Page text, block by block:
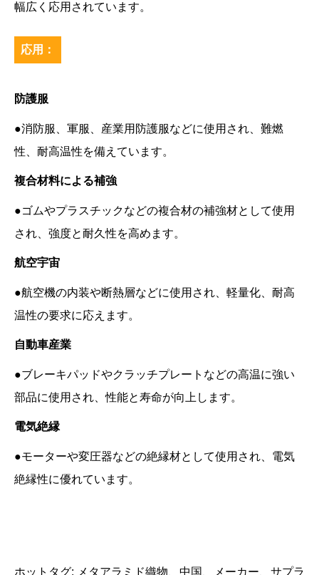
幅広く応用されています。
応用：
防護服
●消防服、軍服、産業用防護服などに使用され、難燃
性、耐高温性を備えています。
複合材料による補強
●ゴムやプラスチックなどの複合材の補強材として使用
され、強度と耐久性を高めます。
航空宇宙
●航空機の内装や断熱層などに使用され、軽量化、耐高
温性の要求に応えます。
自動車産業
●ブレーキパッドやクラッチプレートなどの高温に強い
部品に使用され、性能と寿命が向上します。
電気絶縁
●モーターや変圧器などの絶縁材として使用され、電気
絶縁性に優れています。
ホットタグ: メタアラミド織物、中国、メーカー、サプラ